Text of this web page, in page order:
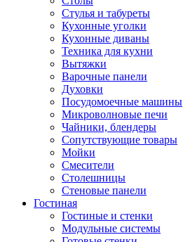
Стулья и табуреты
Кухонные уголки
Кухонные диваны
Техника для кухни
Вытяжки
Варочные панели
Духовки
Посудомоечные машины
Микроволновые печи
Чайники, блендеры
Сопутствующие товары
Мойки
Смесители
Столешницы
Стеновые панели
Гостиная
Гостиные и стенки
Модульные системы